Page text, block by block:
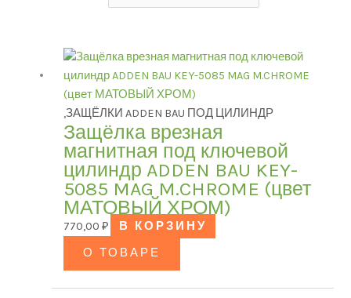
Модель
ЦВЕТ
В наличии
,ЗАЩЁЛКИ ADDEN BAU ПОД ЦИЛИНДР
Защёлка врезная
магнитная под ключевой
цилиндр ADDEN BAU KEY-
5085 MAG M.CHROME (цвет
МАТОВЫЙ ХРОМ)
770,00 ₽
В КОРЗИНУ
О ТОВАРЕ